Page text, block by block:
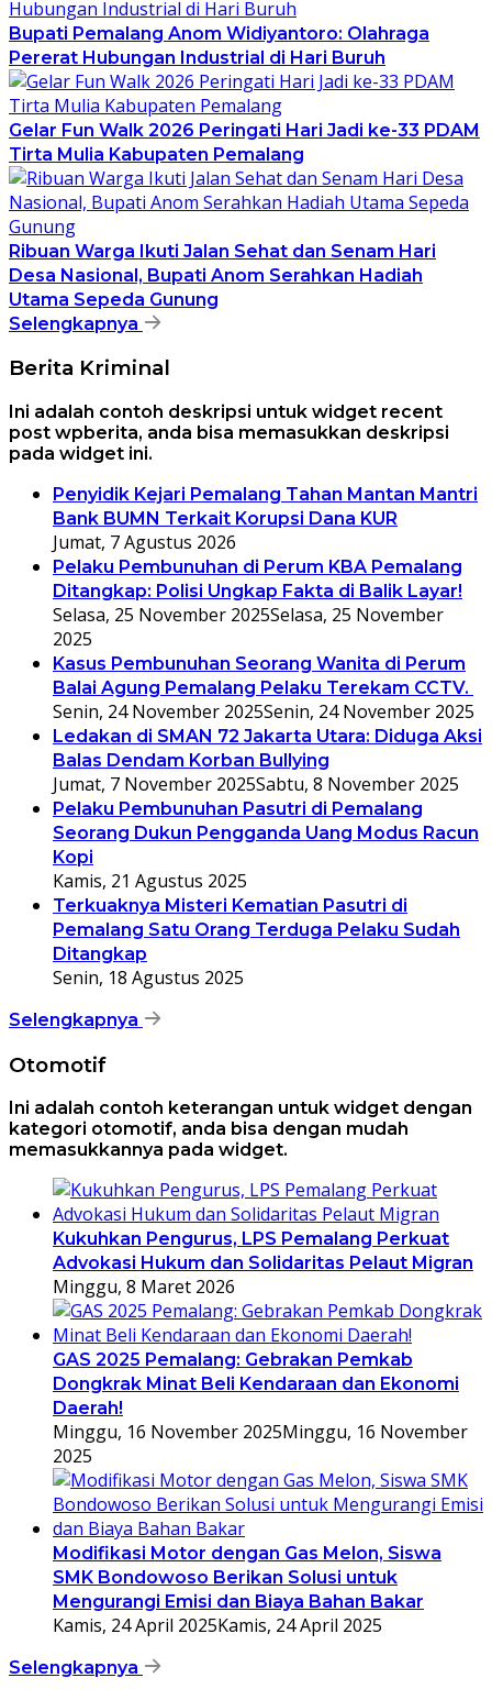
Bupati Pemalang Anom Widiyantoro: Olahraga
Pererat Hubungan Industrial di Hari Buruh
Gelar Fun Walk 2026 Peringati Hari Jadi ke-33 PDAM
Tirta Mulia Kabupaten Pemalang
Ribuan Warga Ikuti Jalan Sehat dan Senam Hari
Desa Nasional, Bupati Anom Serahkan Hadiah
Utama Sepeda Gunung
Selengkapnya
Berita Kriminal
Ini adalah contoh deskripsi untuk widget recent
post wpberita, anda bisa memasukkan deskripsi
pada widget ini.
Penyidik Kejari Pemalang Tahan Mantan Mantri
Bank BUMN Terkait Korupsi Dana KUR
Jumat, 7 Agustus 2026
Pelaku Pembunuhan di Perum KBA Pemalang
Ditangkap: Polisi Ungkap Fakta di Balik Layar!
Selasa, 25 November 2025Selasa, 25 November
2025
Kasus Pembunuhan Seorang Wanita di Perum
Balai Agung Pemalang Pelaku Terekam CCTV.
Senin, 24 November 2025Senin, 24 November 2025
Ledakan di SMAN 72 Jakarta Utara: Diduga Aksi
Balas Dendam Korban Bullying
Jumat, 7 November 2025Sabtu, 8 November 2025
Pelaku Pembunuhan Pasutri di Pemalang
Seorang Dukun Pengganda Uang Modus Racun
Kopi
Kamis, 21 Agustus 2025
Terkuaknya Misteri Kematian Pasutri di
Pemalang Satu Orang Terduga Pelaku Sudah
Ditangkap
Senin, 18 Agustus 2025
Selengkapnya
Otomotif
Ini adalah contoh keterangan untuk widget dengan
kategori otomotif, anda bisa dengan mudah
memasukkannya pada widget.
Kukuhkan Pengurus, LPS Pemalang Perkuat
Advokasi Hukum dan Solidaritas Pelaut Migran
Minggu, 8 Maret 2026
GAS 2025 Pemalang: Gebrakan Pemkab
Dongkrak Minat Beli Kendaraan dan Ekonomi
Daerah!
Minggu, 16 November 2025Minggu, 16 November
2025
Modifikasi Motor dengan Gas Melon, Siswa
SMK Bondowoso Berikan Solusi untuk
Mengurangi Emisi dan Biaya Bahan Bakar
Kamis, 24 April 2025Kamis, 24 April 2025
Selengkapnya